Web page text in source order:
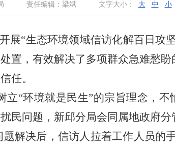
责任编辑：梁斌 文字大小： 大 中 小
展“生态环境领域信访化解百日攻
置，有效解决了多项群众急难愁
任。
立“环境就是民生”的宗旨理念，不
民问题，新邱分局会同属地政府分
解决后，信访人拉着工作人员的